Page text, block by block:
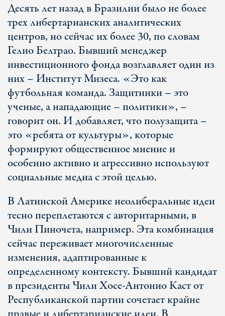
Десять лет назад в Бразилии было не более
трех либертарианских аналитических
центров, но сейчас их более 30, по словам
Гелио Белтрао. Бывший менеджер
инвестиционного фонда возглавляет один из
них – Институт Мизеса. «Это как
футбольная команда. Защитники – это
ученые, а нападающие – политики», –
говорит он. И добавляет, что полузащита –
это «ребята от культуры», которые
формируют общественное мнение и
особенно активно и агрессивно используют
социальные медиа с этой целью.
В Латинской Америке неолиберальные идеи
тесно переплетаются с авторитарными, в
Чили Пиночета, например. Эта комбинация
сейчас переживает многочисленные
изменения, адаптированные к
определенному контексту. Бывший кандидат
в президенты Чили Хосе-Антонио Каст от
Республиканской партии сочетает крайне